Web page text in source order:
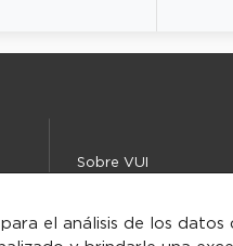
Sobre VUI
Centro de ayuda
el análisis de los